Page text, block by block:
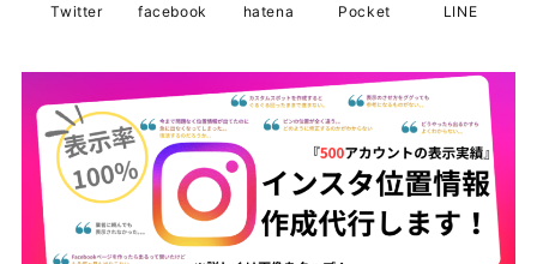
Twitter facebook hatena Pocket LINE